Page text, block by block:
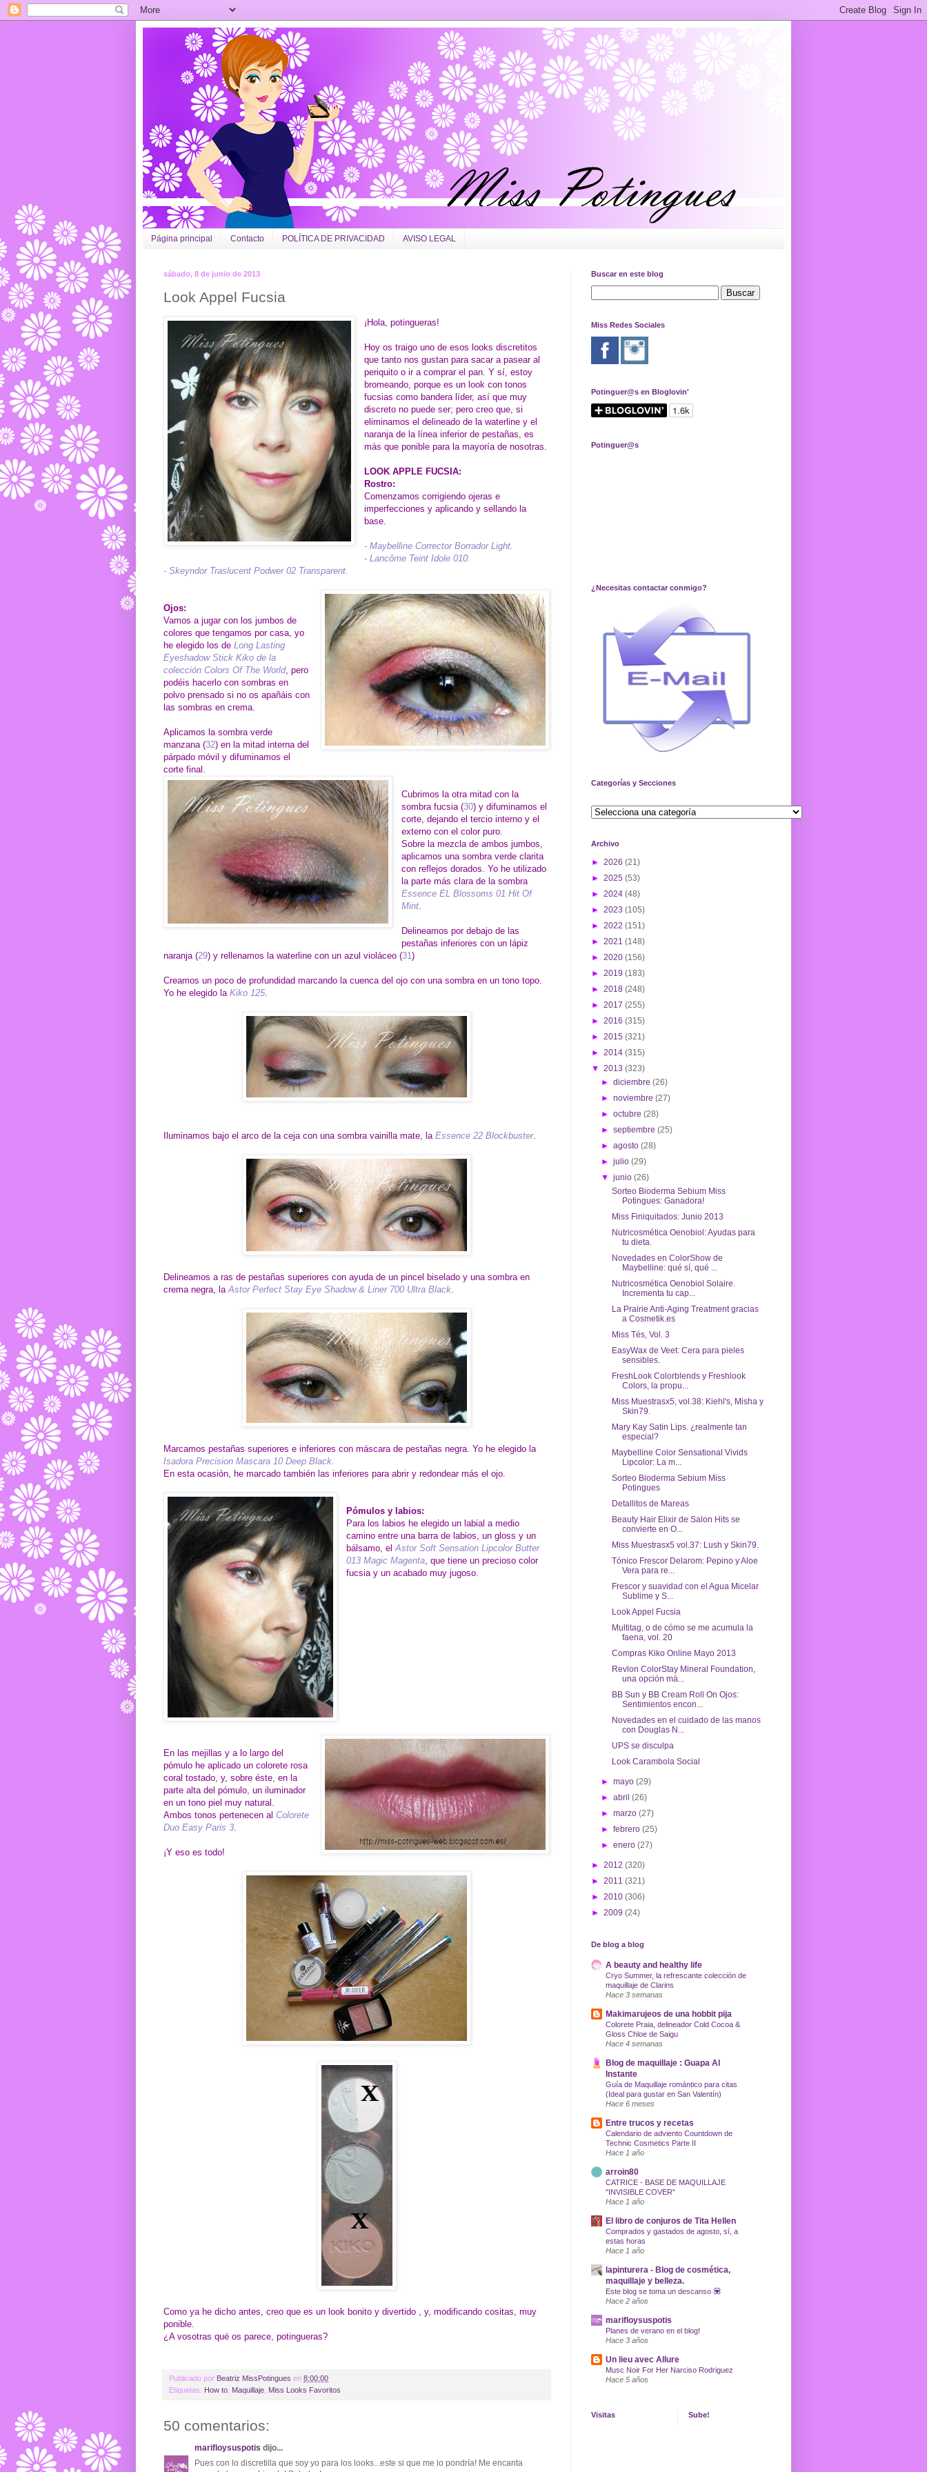
Página principal Contacto POLÍTICA DE PRIVACIDAD AVISO LEGAL
sábado, 8 de junio de 2013
Look Appel Fucsia
¡Hola, potingueras!
Hoy os traigo uno de esos looks discretitos
que tanto nos gustan para sacar a pasear al
periquito o ir a comprar el pan. Y sí, estoy
bromeando, porque es un look con tonos
fucsias como bandera líder, así que muy
discreto no puede ser; pero creo que, si
eliminamos el delineado de la waterline y el
naranja de la línea inferior de pestañas, es
más que ponible para la mayoría de nosotras.
LOOK APPLE FUCSIA:
Rostro:
Comenzamos corrigiendo ojeras e
imperfecciones y aplicando y sellando la
base.
- Maybelline Corrector Borrador Light.
- Lancôme Teint Idole 010.
- Skeyndor Traslucent Podwer 02 Transparent.
Ojos:
Vamos a jugar con los jumbos de
colores que tengamos por casa, yo
he elegido los de Long Lasting
Eyeshadow Stick Kiko de la
colección Colors Of The World, pero
podéis hacerlo con sombras en
polvo prensado si no os apañáis con
las sombras en crema.
Aplicamos la sombra verde
manzana (32) en la mitad interna del
párpado móvil y difuminamos el
corte final.
Cubrimos la otra mitad con la
sombra fucsia (30) y difuminamos el
corte, dejando el tercio interno y el
externo con el color puro.
Sobre la mezcla de ambos jumbos,
aplicamos una sombra verde clarita
con reflejos dorados. Yo he utilizado
la parte más clara de la sombra
Essence EL Blossoms 01 Hit Of
Mint.
Delineamos por debajo de las
pestañas inferiores con un lápiz
naranja (29) y rellenamos la waterline con un azul violáceo (31)
Creamos un poco de profundidad marcando la cuenca del ojo con una sombra en un tono topo.
Yo he elegido laKiko 125.
Iluminamos bajo el arco de la ceja con una sombra vainilla mate, la Essence 22 Blockbuster.
Delineamos a ras de pestañas superiores con ayuda de un pincel biselado y una sombra en
crema negra, laAstor Perfect Stay Eye Shadow & Liner 700 Ultra Black.
Marcamos pestañas superiores e inferiores con máscara de pestañas negra. Yo he elegido la
Isadora Precision Mascara 10 Deep Black.
En esta ocasión, he marcado también las inferiores para abrir y redondear más el ojo.
Pómulos y labios:
Para los labios he elegido un labial a medio
camino entre una barra de labios, un gloss y un
bálsamo, elAstor Soft Sensation Lipcolor Butter
013 Magic Magenta, que tiene un precioso color
fucsia y un acabado muy jugoso.
En las mejillas y a lo largo del
pómulo he aplicado un colorete rosa
coral tostado, y, sobre éste, en la
parte alta del pómulo, un iluminador
en un tono piel muy natural.
Ambos tonos pertenecen al Colorete
Duo Easy Paris 3
¡Y eso es todo!
Como ya he dicho antes, creo que es un look bonito y divertido , y, modificando cositas, muy
ponible.
¿A vosotras qué os parece, potingueras?
Publicado por Beatriz MissPotingues en 8:00:00
Etiquetas: How to Maquillaje Miss Looks Favoritos
50 comentarios:
marifloysuspotis dijo...
Pues con lo discretilla que soy yo para los looks...este si que me lo pondría! Me encanta
Buscar en este blog
Miss Redes Sociales
Potinguer@s en Bloglovin'
Potinguer@s
¿Necesitas contactar conmigo?
Categorías y Secciones
Archivo
► 2026 (21)
► 2025 (53)
► 2024 (48)
► 2023 (105)
► 2022 (151)
► 2021 (148)
► 2020 (156)
► 2019 (183)
► 2018 (248)
► 2017 (255)
► 2016 (315)
► 2015 (321)
► 2014 (315)
▼ 2013 (323)
►diciembre(26)
►noviembre(27)
►octubre(28)
►septiembre(25)
►agosto(28)
►julio(29)
▼junio(26)
Sorteo Bioderma Sebium Miss
Potingues: Ganadora!
Miss Finiquitados: Junio 2013
Nutricosmética Oenobiol: Ayudas para
tu dieta.
Novedades en ColorShow de
Maybelline: qué sí, qué ...
Nutricosmética Oenobiol Solaire.
Incrementa tu cap...
La Prairie Anti-Aging Treatment gracias
a Cosmetik.es
Miss Tés, Vol. 3
EasyWax de Veet: Cera para pieles
sensibles.
FreshLook Colorblends y Freshlook
Colors, la propu...
Miss Muestrasx5, vol.38: Kiehl's, Misha y
Skin79.
Mary Kay Satin Lips. ¿realmente tan
especial?
Maybelline Color Sensational Vivids
Lipcolor: La m...
Sorteo Bioderma Sebium Miss
Potingues
Detallitos de Mareas
Beauty Hair Elixir de Salon Hits se
convierte en O...
Miss Muestrasx5 vol.37: Lush y Skin79.
Tónico Frescor Delarom: Pepino y Aloe
Vera para re...
Frescor y suavidad con el Agua Micelar
Sublime y S...
Look Appel Fucsia
Multitag, o de cómo se me acumula la
faena, vol. 20
Compras Kiko Online Mayo 2013
Revlon ColorStay Mineral Foundation,
una opción má...
BB Sun y BB Cream Roll On Ojos:
Sentimientos encon...
Novedades en el cuidado de las manos
con Douglas N...
UPS se disculpa
Look Carambola Social
►mayo(29)
►abril(26)
►marzo(27)
►febrero(25)
►enero(27)
► 2012 (320)
► 2011 (321)
► 2010 (306)
► 2009 (24)
De blog a blog
A beauty and healthy life
Cryo Summer, la refrescante colección de
maquillaje de Clarins
Hace 3 semanas
Makimarujeos de una hobbit pija
Colorete Praia, delineador Cold Cocoa &
Gloss Chloe de Saigu
Hace 4 semanas
Blog de maquillaje : Guapa Al
Instante
Guía de Maquillaje romántico para citas
(Ideal para gustar en San Valentín)
Hace 6 meses
Entre trucos y recetas
Calendario de adviento Countdown de
Technic Cosmetics Parte II
Hace 1 año
arroin80
CATRICE - BASE DE MAQUILLAJE
"INVISIBLE COVER"
Hace 1 año
El libro de conjuros de Tita Hellen
Comprados y gastados de agosto, sí, a
estas horas
Hace 1 año
lapinturera - Blog de cosmética,
maquillaje y belleza.
Este blog se toma un descanso 💟
Hace 2 años
marifloysuspotis
Planes de verano en el blog!
Hace 3 años
Un lieu avec Allure
Musc Noir For Her Narciso Rodriguez
Hace 5 años
Visitas Sube!